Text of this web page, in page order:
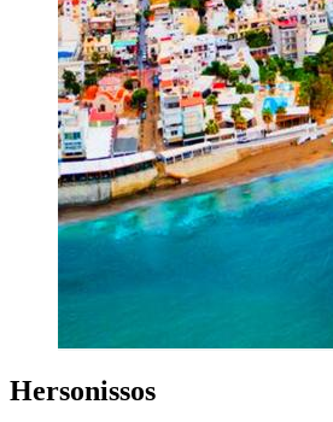
Hersonissos